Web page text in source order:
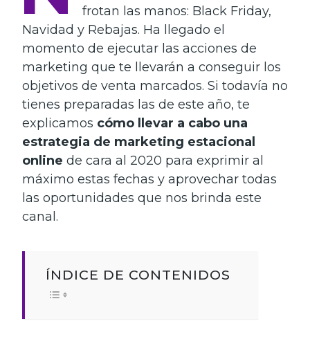
frotan las manos: Black Friday,
Navidad y Rebajas. Ha llegado el
momento de ejecutar las acciones de
marketing que te llevarán a conseguir los
objetivos de venta marcados. Si todavía no
tienes preparadas las de este año, te
explicamos cómo llevar a cabo una
estrategia de marketing estacional
online de cara al 2020 para exprimir al
máximo estas fechas y aprovechar todas
las oportunidades que nos brinda este
canal.
ÍNDICE DE CONTENIDOS